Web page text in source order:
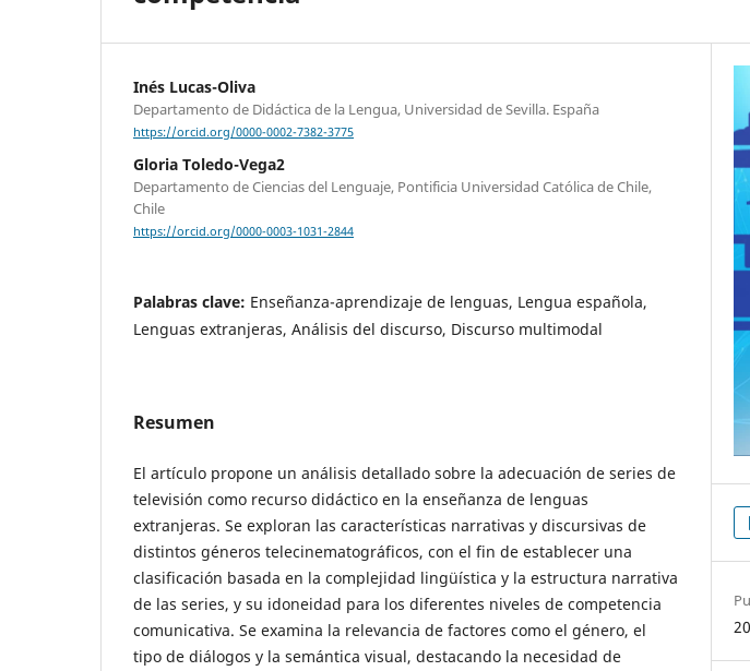
Inés Lucas-Oliva
Departamento de Didáctica de la Lengua, Universidad de Sevilla. España
https://orcid.org/0000-0002-7382-3775
Gloria Toledo-Vega2
Departamento de Ciencias del Lenguaje, Pontificia Universidad Católica de Chile,
Chile
https://orcid.org/0000-0003-1031-2844
Palabras clave: Enseñanza-aprendizaje de lenguas, Lengua española,
Lenguas extranjeras, Análisis del discurso, Discurso multimodal
Resumen
El artículo propone un análisis detallado sobre la adecuación de series de
televisión como recurso didáctico en la enseñanza de lenguas
extranjeras. Se exploran las características narrativas y discursivas de
distintos géneros telecinematográficos, con el fin de establecer una
clasificación basada en la complejidad lingüística y la estructura narrativa
de las series, y su idoneidad para los diferentes niveles de competencia
comunicativa. Se examina la relevancia de factores como el género, el
tipo de diálogos y la semántica visual, destacando la necesidad de